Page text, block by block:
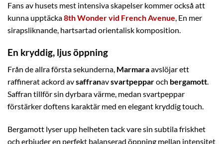
Fans av husets mest intensiva skapelser kommer också att
kunna upptäcka8th Wonder vid French Avenue, En mer
sirapsliknande, hartsartad orientalisk komposition.
En kryddig, ljus öppning
Från de allra första sekunderna, Marmaraavslöjar ett
raffinerat ackord avsaffranavsvartpepparoch bergamott.
Saffran tillför sin dyrbara värme, medan svartpeppar
förstärker doftens karaktär med en elegant kryddig touch.
Bergamott lyser upp helheten tack vare sin subtila friskhet
och erbjuder en perfekt balanserad öppning mellan intensitet